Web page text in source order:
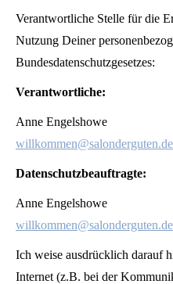
Verantwortliche Stelle für die
Nutzung Deiner
Bundesdatenschutzgesetzes:
Verantwortliche:
Anne Engelshowe
willkommen@salonderguten.de
Datenschutzbeauftragte:
Anne Engelshowe
willkommen@salonderguten.de
Ich weise ausdrücklich darauf
Internet (z.B. bei der